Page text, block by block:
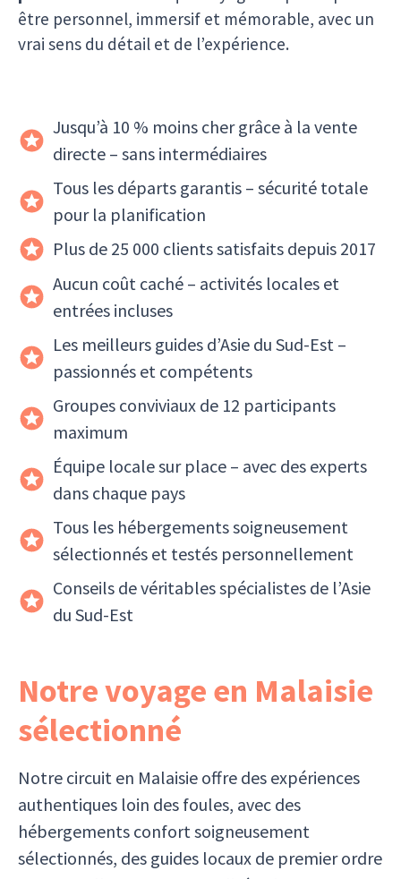
être personnel, immersif et mémorable, avec un
vrai sens du détail et de l’expérience.
Jusqu’à 10 % moins cher grâce à la vente
directe – sans intermédiaires
Tous les départs garantis – sécurité totale
pour la planification
Plus de 25 000 clients satisfaits depuis 2017
Aucun coût caché – activités locales et
entrées incluses
Les meilleurs guides d’Asie du Sud-Est –
passionnés et compétents
Groupes conviviaux de 12 participants
maximum
Équipe locale sur place – avec des experts
dans chaque pays
Tous les hébergements soigneusement
sélectionnés et testés personnellement
Conseils de véritables spécialistes de l’Asie
du Sud-Est
Notre voyage en Malaisie
sélectionné
Notre circuit en Malaisie offre des expériences
authentiques loin des foules, avec des
hébergements confort soigneusement
sélectionnés, des guides locaux de premier ordre